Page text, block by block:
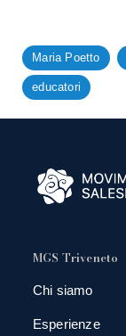
Maria Poetto
educatori
MGS Triveneto
Chi siamo
Esperienze